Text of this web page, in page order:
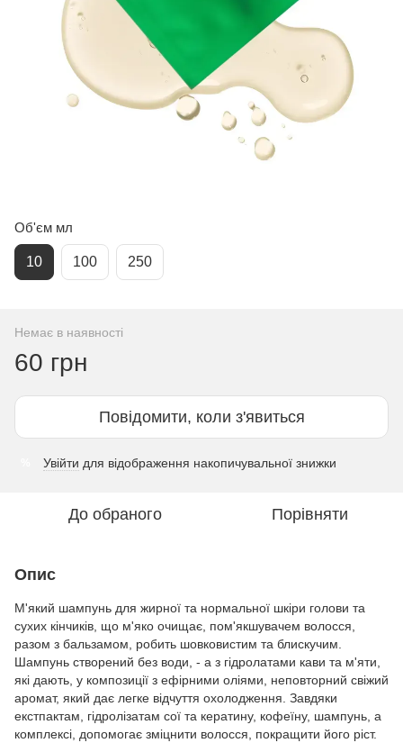
Об'єм мл
10 100 250
Немає в наявності
60 грн
Повідомити, коли з'явиться
Увійти для відображення накопичувальної знижки
До обраного Порівняти
Опис
М'який шампунь для жирної та нормальної шкіри голови та
сухих кінчиків, що м'яко очищає, пом'якшувачем волосся,
разом з бальзамом, робить шовковистим та блискучим.
Шампунь створений без води, - а з гідролатами кави та м'яти,
які дають, у композиції з ефірними оліями, неповторний свіжий
аромат, який дає легке відчуття охолодження. Завдяки
екстпактам, гідролізатам сої та кератину, кофеїну, шампунь, а
комплексі, допомогає зміцнити волосся, покращити його ріст.